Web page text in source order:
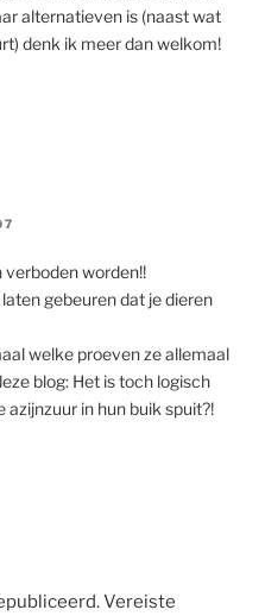
alternatieven is (naast wat
denk ik meer dan welkom!
worden!!
gebeuren dat je dieren
welke proeven ze allemaal
blog: Het is toch logisch
azijnzuur in hun buik spuit?!
Vereiste